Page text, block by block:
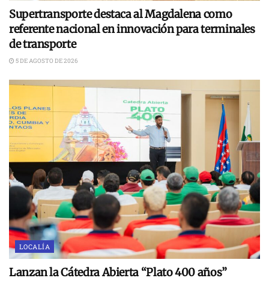
Supertransporte destaca al Magdalena como
referente nacional en innovación para terminales
de transporte
5 DE AGOSTO DE 2026
LOCALÍA
Lanzan la Cátedra Abierta “Plato 400 años”